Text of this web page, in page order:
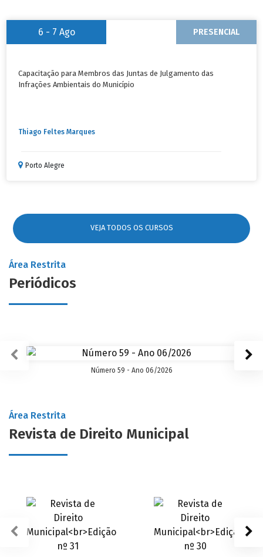
6 - 7 Ago PRESENCIAL
Capacitação para Membros das Juntas de Julgamento das
Infrações Ambientais do Município
Thiago Feltes Marques
Porto Alegre
VEJA TODOS OS CURSOS
Área Restrita
Periódicos
Número 59 - Ano 06/2026
Área Restrita
Revista de Direito Municipal